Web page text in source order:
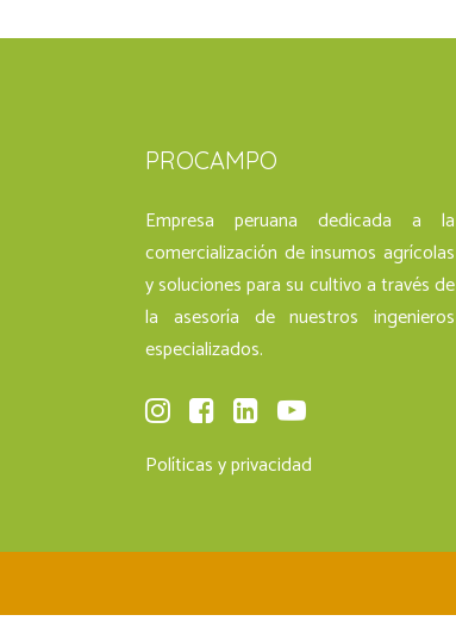
PROCAMPO
Empresa peruana dedicada a la
comercialización de insumos agrícolas
y soluciones para su cultivo a través de
la asesoría de nuestros ingenieros
especializados.
Políticas y privacidad